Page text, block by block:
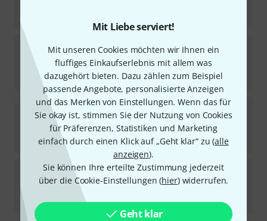
Mit Liebe serviert!
Mit unseren Cookies möchten wir Ihnen ein
fluffiges Einkaufserlebnis mit allem was
dazugehört bieten. Dazu zählen zum Beispiel
passende Angebote, personalisierte Anzeigen
und das Merken von Einstellungen. Wenn das für
Sie okay ist, stimmen Sie der Nutzung von Cookies
für Präferenzen, Statistiken und Marketing
einfach durch einen Klick auf „Geht klar“ zu (alle
anzeigen).
Sie können Ihre erteilte Zustimmung jederzeit
über die Cookie-Einstellungen (hier) widerrufen.
Geht klar
Sofort lieferbar
59 €
Eurolite LED PARty Spot COB
3
Sofort lieferbar
53€
EuroliteLED SLS-12 UV Floor
5
Sofort lieferbar
65€